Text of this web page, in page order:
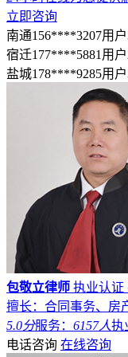
立即咨询
南通156****3207用
宿迁177****5881用
盐城178****9285用
包敬立律师 执业认证
擅长：合同事务、房
5.0分服务： 6157人执
电话咨询 在线咨询